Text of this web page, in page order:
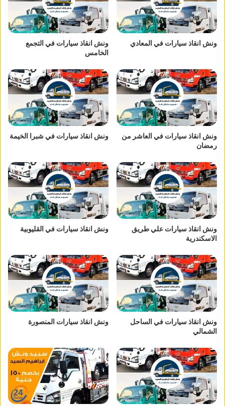
ونش انقاذ سيارات في المعادي
ونش انقاذ سيارات في التجمع
الخامس
ونش انقاذ سيارات في العاشر من
رمضان
ونش انقاذ سيارات في شبرا الخيمة
ونش انقاذ سيارات علي طريق
الاسكندرية
ونش انقاذ سيارات في القليوبية
ونش انقاذ سيارات في الساحل
الشمالي
ونش انقاذ سيارات المنصورة